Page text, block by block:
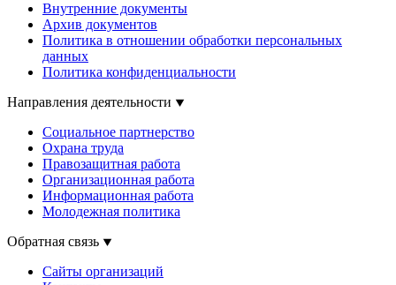
Внутренние документы
Архив документов
Политика в отношении обработки персональных
данных
Политика конфиденциальности
Направления деятельности
Социальное партнерство
Охрана труда
Правозащитная работа
Организационная работа
Информационная работа
Молодежная политика
Обратная связь
Сайты организаций